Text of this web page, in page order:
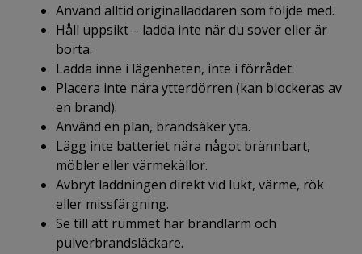
Använd alltid originalladdaren som följde med.
Håll uppsikt – ladda inte när du sover eller är
borta.
Ladda inne i lägenheten, inte i förrådet.
Placera inte nära ytterdörren (kan blockeras av
en brand).
Använd en plan, brandsäker yta.
Lägg inte batteriet nära något brännbart,
möbler eller värmekällor.
Avbryt laddningen direkt vid lukt, värme, rök
eller missfärgning.
Se till att rummet har brandlarm och
pulverbrandsläckare.